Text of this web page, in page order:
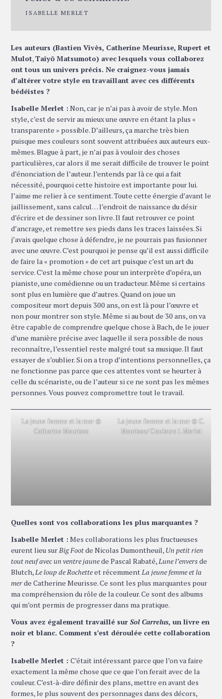
ISABELLE MERLET
Les auteurs (Bastien Vivès, Catherine Meurisse, Rupert et
Mulot,Taiyō Matsumoto) avec lesquels vous collaborez
ont tous un univers précis. Ne craignez-vous jamais
d’altérer votre style en travaillant avec ces différents
bédéistes ?
Isabelle Merlet : Non, car je n’ai pas à avoir de style. Mon
style, c’est de servir au mieux une œuvre en étant la plus «
transparente » possible. D’ailleurs, ça marche très bien
puisque mes couleurs sont souvent attribuées aux auteurs eux-
mêmes. Blague à part, je n’ai pas à vouloir des choses
particulières, car alors il me serait difficile de trouver le point
d’énonciation de l’auteur. J’entends par là ce qui a fait
nécessité, pourquoi cette histoire est importante pour lui.
J’aime me relier à ce sentiment. Toute cette énergie d’avant le
jaillissement, sans calcul… l’endroit de naissance du désir
d’écrire et de dessiner son livre. Il faut retrouver ce point
d’ancrage, et remettre ses pieds dans les traces laissées. Si
j’avais quelque chose à défendre, je ne pourrais pas fusionner
avec une œuvre. C’est pourquoi je pense qu’il est aussi difficile
de faire la « promotion » de cet art puisque c’est un art du
service. C’est la même chose pour un interprète d’opéra, un
pianiste, une comédienne ou un traducteur. Même si certains
sont plus en lumière que d’autres. Quand on joue un
compositeur mort depuis 300 ans, on est là pour l’œuvre et
non pour montrer son style. Même si au bout de 30 ans, on va
être capable de comprendre quelque chose à Bach, de le jouer
d’une manière précise avec laquelle il sera possible de nous
reconnaître, l’essentiel reste malgré tout sa musique. Il faut
essayer de s’oublier. Si on a trop d’intentions personnelles, ça
ne fonctionne pas parce que ces attentes vont se heurter à
celle du scénariste, ou de l’auteur si ce ne sont pas les mêmes
personnes. Vous pouvez compromettre tout le travail.
La jeune femme et la mer ©
Catherine Meurisse
La jeune femme et la mer © C.
Meurisse/ Couleurs I. Merlet
Quelles sont vos collaborations les plus marquantes ?
Isabelle Merlet : Mes collaborations les plus fructueuses
eurent lieu sur Big Footde Nicolas Dumontheuil, Un petit rien
tout neuf avec un ventre jaunede Pascal Rabaté, Lune l’enversde
Blutch, Le loup de Rochetteet récemment La jeune femme et la
merde Catherine Meurisse. Ce sont les plus marquantes pour
ma compréhension du rôle de la couleur. Ce sont des albums
qui m’ont permis de progresser dans ma pratique.
Vous avez également travaillé sur Sol Carrelus, un livre en
noir et blanc. Comment s’est déroulée cette collaboration
?
Isabelle Merlet : C’était intéressant parce que l’on va faire
exactement la même chose que ce que l’on ferait avec de la
couleur. C’est-à-dire définir des plans, mettre en avant des
formes, le plus souvent des personnages dans des décors,